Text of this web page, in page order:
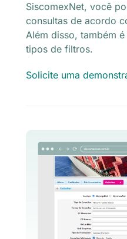
SiscomexNet, você
consultas de acordo
Além disso, também
tipos de filtros.
Solicite uma